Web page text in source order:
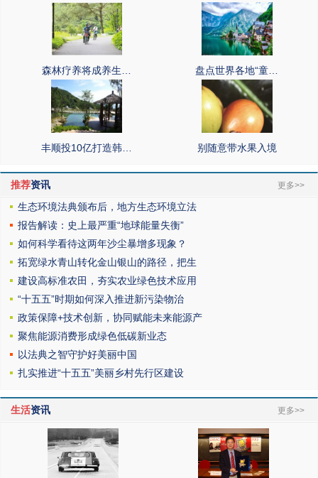
森林疗养将成养生… 盘点世界各地“童…
丰顺投10亿打造韩… 别随意带水果入境
推荐资讯 更多>>
生态环境法典颁布后，地方生态环境立法
报告解读：史上最严重“地球能量失衡”
如何科学看待这两年沙尘暴增多现象？
拓宽绿水青山转化金山银山的路径，把生
建设高标准农田，夯实农业绿色技术应用
“十五五”时期如何深入推进新污染物治
政策保障+技术创新，协同赋能未来能源产
聚焦能源消费形成绿色低碳新业态
以法典之智守护好美丽中国
扎实推进“十五五”美丽乡村先行区建设
生活资讯 更多>>